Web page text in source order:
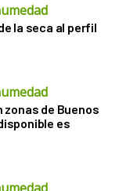
la seca al perfil
zonas de Buenos
es